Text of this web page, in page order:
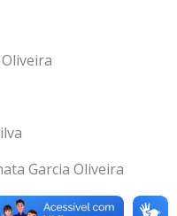
Garcia Oliveira
Garcia Oliveira